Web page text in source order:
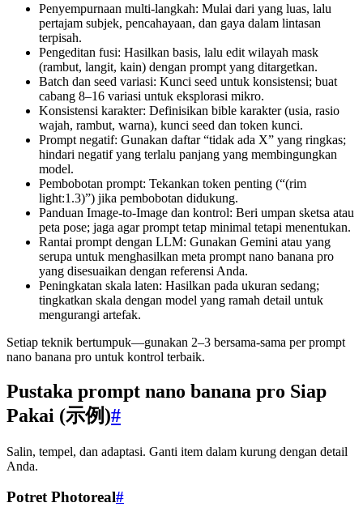
Penyempurnaan multi-langkah: Mulai dari yang luas, lalu
pertajam subjek, pencahayaan, dan gaya dalam lintasan
terpisah.
Pengeditan fusi: Hasilkan basis, lalu edit wilayah mask
(rambut, langit, kain) dengan prompt yang ditargetkan.
Batch dan seed variasi: Kunci seed untuk konsistensi; buat
cabang 8–16 variasi untuk eksplorasi mikro.
Konsistensi karakter: Definisikan bible karakter (usia, rasio
wajah, rambut, warna), kunci seed dan token kunci.
Prompt negatif: Gunakan daftar “tidak ada X” yang ringkas;
hindari negatif yang terlalu panjang yang membingungkan
model.
Pembobotan prompt: Tekankan token penting (“(rim
light:1.3)”) jika pembobotan didukung.
Panduan Image-to-Image dan kontrol: Beri umpan sketsa atau
peta pose; jaga agar prompt tetap minimal tetapi menentukan.
Rantai prompt dengan LLM: Gunakan Gemini atau yang
serupa untuk menghasilkan meta prompt nano banana pro
yang disesuaikan dengan referensi Anda.
Peningkatan skala laten: Hasilkan pada ukuran sedang;
tingkatkan skala dengan model yang ramah detail untuk
mengurangi artefak.
Setiap teknik bertumpuk—gunakan 2–3 bersama-sama per prompt
nano banana pro untuk kontrol terbaik.
Pustaka prompt nano banana pro Siap
Pakai (示例)#
Salin, tempel, dan adaptasi. Ganti item dalam kurung dengan detail
Anda.
Potret Photoreal#